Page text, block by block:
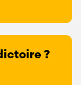
?